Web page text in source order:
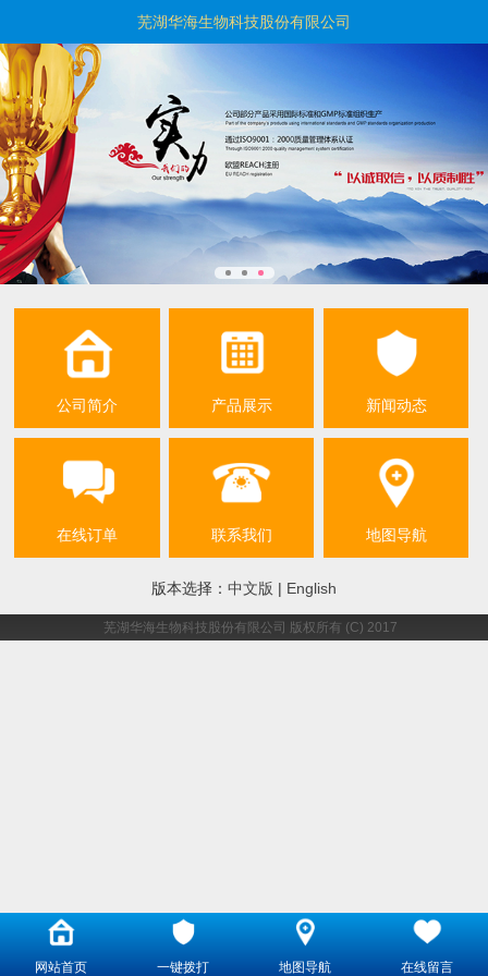
芜湖华海生物科技股份有限公司
公司简介 产品展示 新闻动态
在线订单 联系我们 地图导航
版本选择： 中文版 | English
芜湖华海生物科技股份有限公司 版权所有 (C) 2017
网站首页 一键拨打 地图导航 在线留言